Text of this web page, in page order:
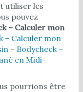
utiliser les
pouvez
– Calculer mon
– Calculer mon
– Bodycheck –
en Midi-
pourrions être